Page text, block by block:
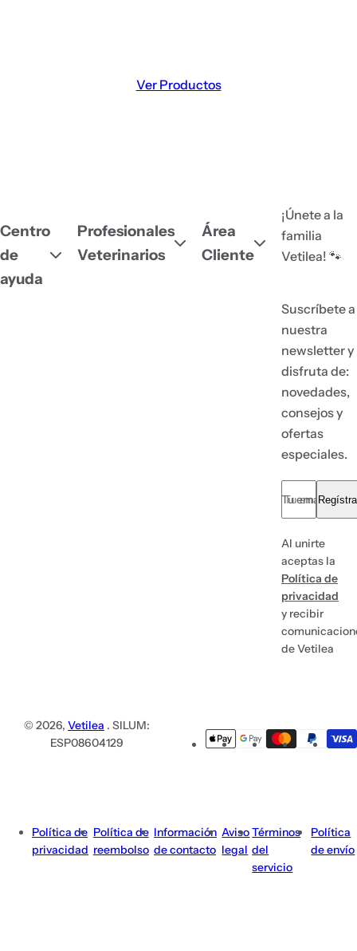
Ver Productos
Centro
de
ayuda
Profesionales
Veterinarios
Área
Cliente
¡Únete a la
familia
Vetilea! 🐾
Suscríbete a
nuestra
newsletter y
disfruta de:
novedades,
consejos y
ofertas
especiales.
Tu email... *
Al unirte
aceptas la
Política de
privacidad
y recibir
de Vetilea
© 2026, Vetilea . SILUM:
ESP08604129
Política de
privacidad
Política de
reembolso
Información
de contacto
Aviso
legal
Términos
del
servicio
Política
de envío